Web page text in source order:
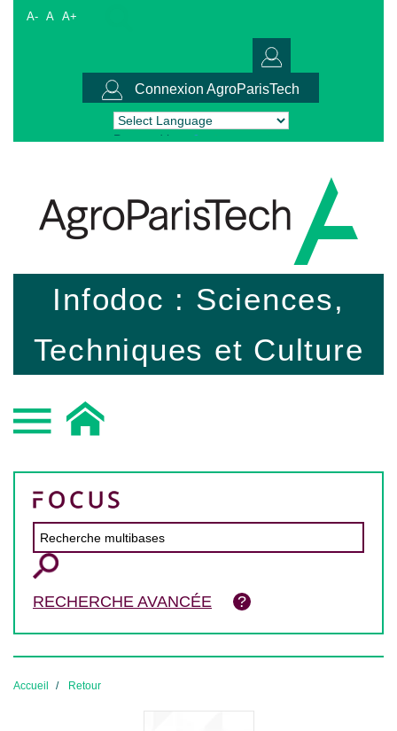
A- A A+
Connexion AgroParisTech
Powered by Translate
Infodoc : Sciences,
Techniques et Culture
RECHERCHE AVANCÉE
Accueil Retour